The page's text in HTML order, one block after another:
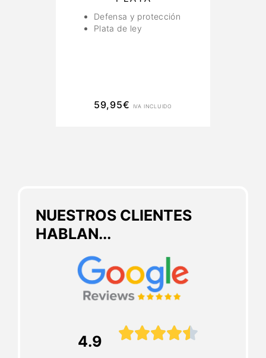
NUESTROS CLIENTES
HABLAN...
4.9 
Defensa y protección
Plata de ley
59,95€ IVA INCLUIDO